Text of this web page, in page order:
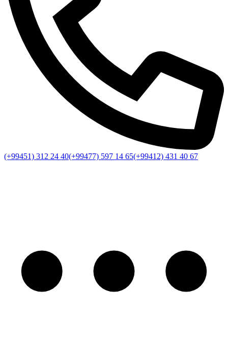
(+99451) 312 24 40(+99477) 597 14 65(+99412) 431 40 67